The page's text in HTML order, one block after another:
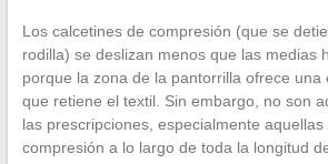
Los calcetines de compresión (que se
rodilla) se deslizan menos que las medias
porque la zona de la pantorrilla ofrece una
que retiene el textil. Sin embargo, no son
las prescripciones, especialmente
compresión a lo largo de toda la longitud